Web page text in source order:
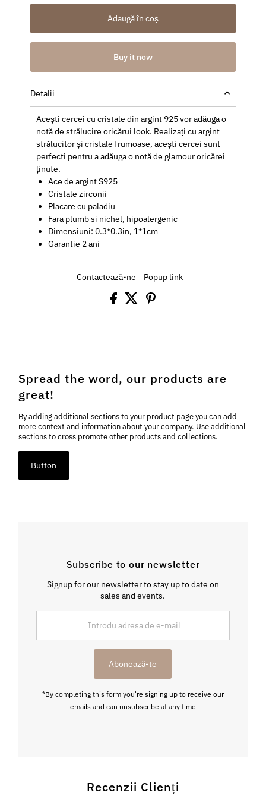
Adaugă în coș
Buy it now
Detalii
Acești cercei cu cristale din argint 925 vor adăuga o
notă de strălucire oricărui look. Realizați cu argint
strălucitor și cristale frumoase, acești cercei sunt
perfecti pentru a adăuga o notă de glamour oricărei
ținute.
Ace de argint S925
Cristale zirconii
Placare cu paladiu
Fara plumb si nichel, hipoalergenic
Dimensiuni: 0.3*0.3in, 1*1cm
Garantie 2 ani
Contactează-ne Popup link
Spread the word, our products are
great!
By adding additional sections to your product page you can add
more context and information about your company. Use additional
sections to cross promote other products and collections.
Button
Subscribe to our newsletter
Signup for our newsletter to stay up to date on
sales and events.
de
Abonează-te
*By completing this form you're signing up to receive our
emails and can unsubscribe at any time
Recenzii Clienți